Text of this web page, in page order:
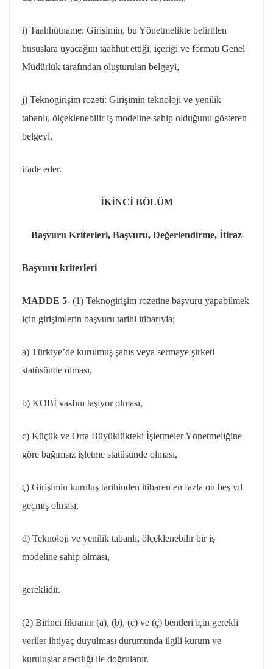
i) Taahhütname: Girişimin, bu Yönetmelikte belirtilen
hususlara uyacağını taahhüt ettiği, içeriği ve formatı Genel
Müdürlük tarafından oluşturulan belgeyi,
j) Teknogirişim rozeti: Girişimin teknoloji ve yenilik
tabanlı, ölçeklenebilir iş modeline sahip olduğunu gösteren
belgeyi,
ifade eder.
İKİNCİ BÖLÜM
Başvuru Kriterleri, Başvuru, Değerlendirme, İtiraz
Başvuru kriterleri
MADDE 5- (1) Teknogirişim rozetine başvuru yapabilmek
için girişimlerin başvuru tarihi itibarıyla;
a) Türkiye’de kurulmuş şahıs veya sermaye şirketi
statüsünde olması,
b) KOBİ vasfını taşıyor olması,
c) Küçük ve Orta Büyüklükteki İşletmeler Yönetmeliğine
göre bağımsız işletme statüsünde olması,
ç) Girişimin kuruluş tarihinden itibaren en fazla on beş yıl
geçmiş olması,
d) Teknoloji ve yenilik tabanlı, ölçeklenebilir bir iş
modeline sahip olması,
gereklidir.
(2) Birinci fıkranın (a), (b), (c) ve (ç) bentleri için gerekli
veriler ihtiyaç duyulması durumunda ilgili kurum ve
kuruluşlar aracılığı ile doğrulanır.